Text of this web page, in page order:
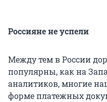
Россияне не успели
Между тем в России
популярны, как на
аналитиков, многие
форме платежных